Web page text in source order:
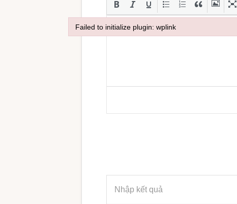
Failed to initialize plugin: wplink
Failed to initialize plugin: wplink